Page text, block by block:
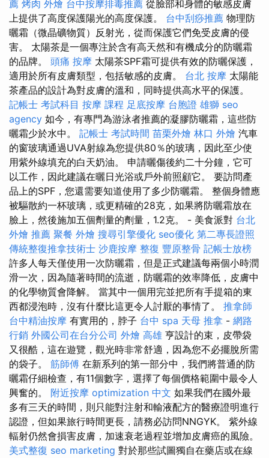
薦 烤肉 外燴 台中按摩排毒推薦 從臉部和身體的敏感皮膚
上提供了高度保護陽光的高度保護。 台中刮痧推薦 物理防
曬霜（微晶礦物質）反射光，從而保護它們免受皮膚的侵
害。 太陽茶是一個專注於含有高天然和有機成分的防曬霜
的品牌。 頭痛 按摩 太陽茶SPF霜可提供有效的防曬保護，
適用於所有皮膚類型，包括敏感的皮膚。 台北 按摩 太陽能
茶產品的設計為對皮膚的溫和，同時提供高水平的保護。
記帳士 考試科目 按摩 課程 足底按摩 台胞證 雄獅 seo
agency 如今，有專門為游泳者推薦的凝膠防曬霜，這些防
曬霜少於水中。 記帳士 考試時間 苗栗外燴 林口 外燴 汽車
的窗玻璃通過UVA射線為您提供80％的玻璃，因此至少使
用紫外線填充的白天奶油。 申請曬傷後約二十分鐘，它可
以工作，因此建議在曬日光浴或戶外前照顧它。 要訪問產
品上的SPF，您還需要知道使用了多少防曬霜。 整個身體應
被驅散約一杯玻璃，或更精確的28克，如果將防曬霜放在
臉上，然後施加五個劑量的劑量，1.2克。 - 美食派對 台北
外燴 推薦 聚餐 外燴 搜尋引擎優化 seo優化 第二專長證照
傳統整復推拿技術士 沙鹿按摩 整復 豐原整骨 記帳士放榜
許多人每天僅使用一次防曬霜，但是正式建議每兩個小時潤
滑一次，因為隨著時間的流逝，防曬霜的效率降低，皮膚中
的化學物質會降解。 當其中一個用完並把所有手提箱的東
西都浸泡時，沒有什麼比這更令人討厭的事情了。 推拿師
台中精油按摩 有實用的，脖子 台中 spa 天母 推拿 - 網路
行銷 外國公司在台分公司 外燴 高雄 亨設計的束，皮帶袋
又很酷，這在遊覽，觀光時非常舒適，因為您不必擺脫所需
的袋子。 筋師傅 在新系列的第一部分中，我們將普通的防
曬霜仔細檢查，有11個數字，選擇了每個價格範圍中最令人
興奮的。 附近按摩 optimization 中文 如果我們在國外最
多有三天的時間，則只能對注射和輸液配方的醫療證明進行
認證，但如果旅行時間更長，請務必訪問NNGYK。 紫外線
輻射仍然會損害皮膚，加速衰老過程並增加皮膚癌的風險。
美式整復 seo marketing 對於那些試圖獨自在藥店或在線